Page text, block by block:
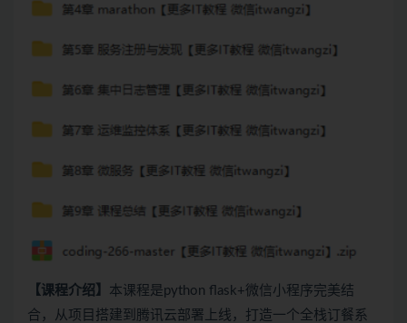
【课程介绍】 本课程是python flask+微信小程序完美结
合，从项目搭建到腾讯云部署上线，打造一个全栈订餐系